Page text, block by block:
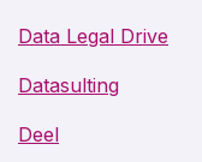
Data Legal Drive
Datasulting
Deel